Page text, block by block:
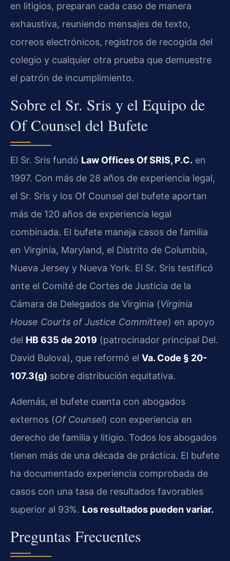
en litigios, preparan cada caso de manera
exhaustiva, reuniendo mensajes de texto,
correos electrónicos, registros de recogida del
colegio y cualquier otra prueba que demuestre
el patrón de incumplimiento.
Sobre el Sr. Sris y el Equipo de
Of Counsel del Bufete
El Sr. Sris fundó Law Offices Of SRIS, P.C. en
1997. Con más de 28 años de experiencia legal,
el Sr. Sris y los Of Counsel del bufete aportan
más de 120 años de experiencia legal
combinada. El bufete maneja casos de familia
en Virginia, Maryland, el Distrito de Columbia,
Nueva Jersey y Nueva York. El Sr. Sris testificó
ante el Comité de Cortes de Justicia de la
Cámara de Delegados de Virginia (Virginia
House Courts of Justice Committee) en apoyo
del HB 635 de 2019 (patrocinador principal Del.
David Bulova), que reformó el Va. Code § 20-
107.3(g) sobre distribución equitativa.
Además, el bufete cuenta con abogados
externos (Of Counsel) con experiencia en
derecho de familia y litigio. Todos los abogados
tienen más de una década de práctica. El bufete
ha documentado experiencia comprobada de
casos con una tasa de resultados favorables
superior al 93%. Los resultados pueden variar.
Preguntas Frecuentes